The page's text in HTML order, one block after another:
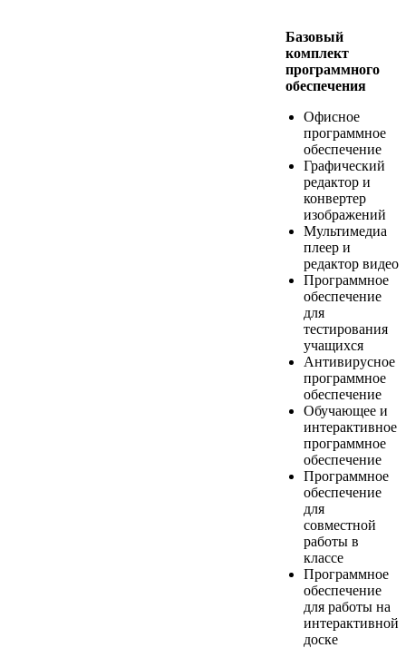
Базовый
комплект
программного
обеспечения
Офисное
программное
обеспечение
Графический
редактор и
конвертер
изображений
Мультимедиа
плеер и
редактор видео
Программное
обеспечение
для
тестирования
учащихся
Антивирусное
программное
обеспечение
Обучающее и
интерактивное
программное
обеспечение
Программное
обеспечение
для
совместной
работы в
классе
Программное
обеспечение
для работы на
интерактивной
доске